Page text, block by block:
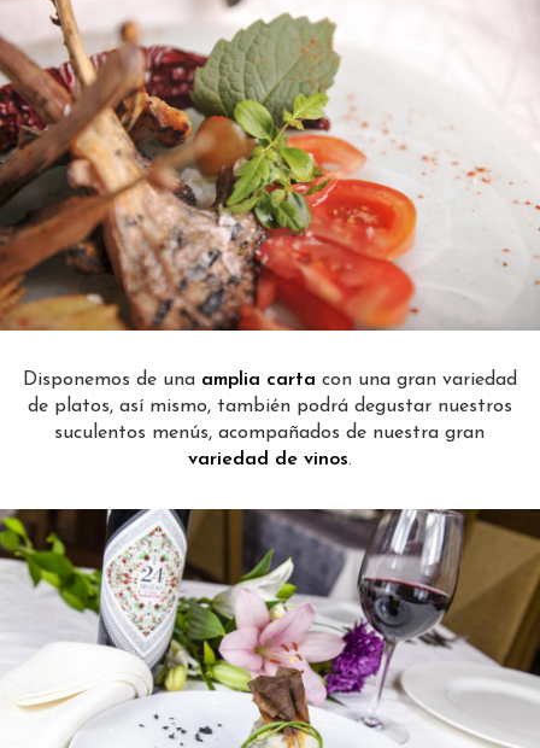
Disponemos de una amplia carta con una gran variedad
de platos, así mismo, también podrá degustar nuestros
suculentos menús, acompañados de nuestra gran
variedad de vinos.